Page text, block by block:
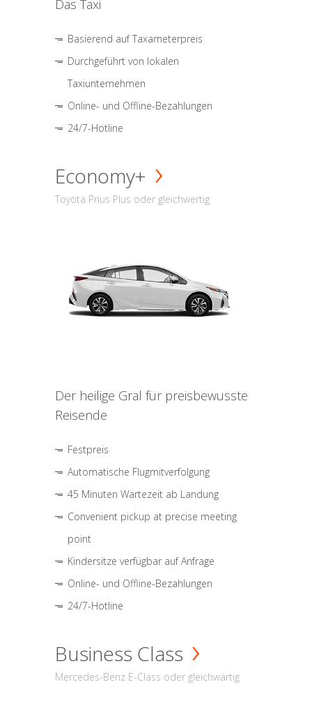
Das Taxi
Basierend auf Taxameterpreis
Durchgeführt von lokalen
Taxiunternehmen
Online- und Offline-Bezahlungen
24/7-Hotline
Economy+
Toyota Prius Plus oder gleichwertig
Der heilige Gral für preisbewusste
Reisende
Festpreis
Automatische Flugmitverfolgung
45 Minuten Wartezeit ab Landung
Convenient pickup at precise meeting
point
Kindersitze verfügbar auf Anfrage
Online- und Offline-Bezahlungen
24/7-Hotline
Business Class
Mercedes-Benz E-Class oder gleichwärtig